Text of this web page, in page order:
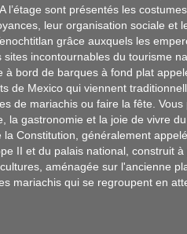
sont présentés les
leur organisation sociale et
grâce auxquels les
incontournables du tourisme
bord de barques à fond plat
de Mexico qui viennent
de mariachis ou faire la fête.
la gastronomie et la joie de vivre
Constitution, généralement
II et du palais national, construit
aménagée sur l'ancienne
mariachis qui se regroupent en